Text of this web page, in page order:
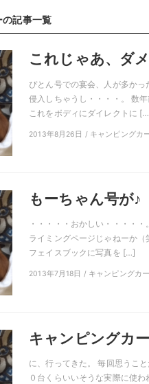
の記事一覧
これじゃあ、ダ
ぴとん号での宴会、人が多か
侵入しちゃうし・・・・。 数
これをボディにダイレクトに
2013年8月26日 / キャンピングカ
もーちゃん号が♪
・・・・・おかしい・・・・
ライミングページじゃねーか（
フェイスブックに写真を […]
2013年7月18日 / キャンピングカー
キャンピングカ
に、行ってきた。 毎回思うこ
０台くらいいそうな実際に使